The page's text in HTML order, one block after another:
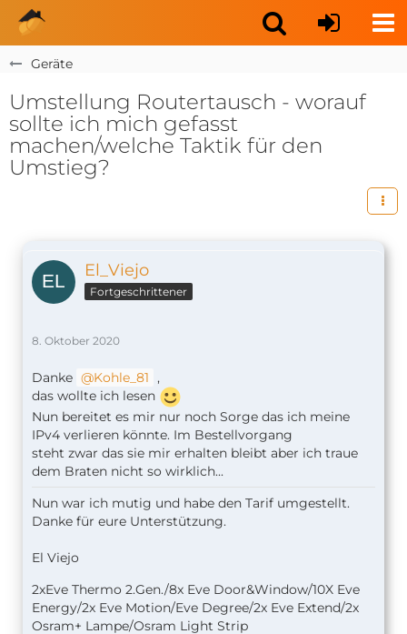
Geräte
Umstellung Routertausch - worauf
sollte ich mich gefasst
machen/welche Taktik für den
Umstieg?
El_Viejo
Fortgeschrittener
8. Oktober 2020
Danke Kohle_81 ,
das wollte ich lesen
Nun bereitet es mir nur noch Sorge das ich meine
IPv4 verlieren könnte. Im Bestellvorgang
steht zwar das sie mir erhalten bleibt aber ich traue
dem Braten nicht so wirklich...
Nun war ich mutig und habe den Tarif umgestellt.
Danke für eure Unterstützung.
El Viejo
2xEve Thermo 2.Gen./8x Eve Door&Window/10X Eve
Energy/2x Eve Motion/Eve Degree/2x Eve Extend/2x
Osram+ Lampe/Osram Light Strip